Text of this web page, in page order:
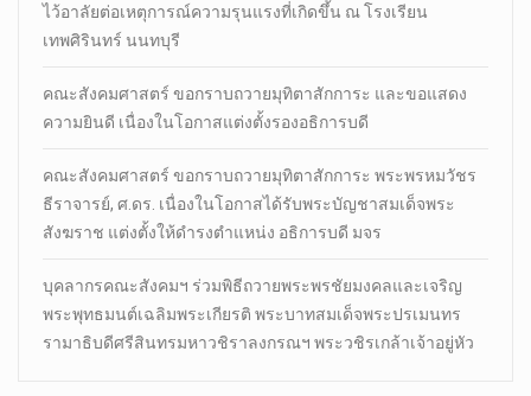
ไว้อาลัยต่อเหตุการณ์ความรุนแรงที่เกิดขึ้น ณ โรงเรียน
เทพศิรินทร์ นนทบุรี
คณะสังคมศาสตร์ ขอกราบถวายมุทิตาสักการะ และขอแสดง
ความยินดี เนื่องในโอกาสแต่งตั้งรองอธิการบดี
คณะสังคมศาสตร์ ขอกราบถวายมุทิตาสักการะ พระพรหมวัชร
ธีราจารย์, ศ.ดร. เนื่องในโอกาสได้รับพระบัญชาสมเด็จพระ
สังฆราช แต่งตั้งให้ดำรงตำแหน่ง อธิการบดี มจร
บุคลากรคณะสังคมฯ ร่วมพิธีถวายพระพรชัยมงคลและเจริญ
พระพุทธมนต์เฉลิมพระเกียรติ พระบาทสมเด็จพระปรเมนทร
รามาธิบดีศรีสินทรมหาวชิราลงกรณฯ พระวชิรเกล้าเจ้าอยู่หัว